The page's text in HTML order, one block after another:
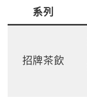
系列
招牌茶飲